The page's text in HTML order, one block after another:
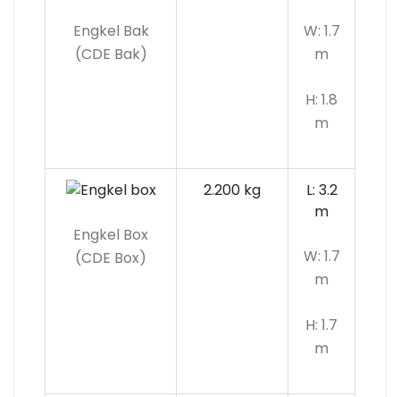
Engkel Bak
(CDE Bak)
W: 1.7
m
H: 1.8
m
Engkel Box
(CDE Box)
2.200 kg
L: 3.2
m
W: 1.7
m
H: 1.7
m